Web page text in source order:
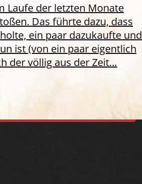
Laufe der letzten Monate
Das führte dazu, dass
ein paar dazukaufte und
ist (von ein paar eigentlich
der völlig aus der Zeit…